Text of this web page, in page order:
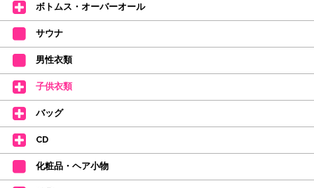
ボトムス・オーバーオール
サウナ
男性衣類
子供衣類
バッグ
CD
化粧品・ヘア小物